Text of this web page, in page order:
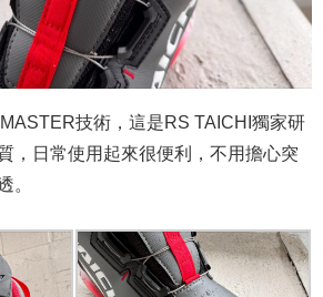
技術，這是RS TAICHI獨家研
，日常使用起來很便利，不用擔心突
。